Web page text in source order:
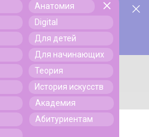
Поиск
Поиск
Анатомия
Digital
Для детей
Для начинающих
Теория
История искусств
Академия
Абитуриентам